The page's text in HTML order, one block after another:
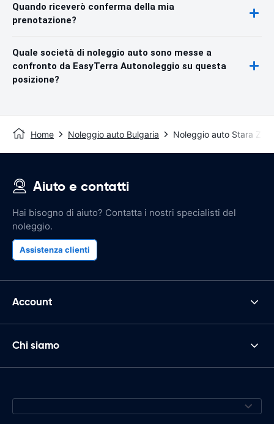
Quando riceverò conferma della mia
prenotazione?
Quale società di noleggio auto sono messe a
confronto da EasyTerra Autonoleggio su questa
posizione?
Home Noleggio auto Bulgaria Noleggio auto Stara
Aiuto e contatti
Hai bisogno di aiuto? Contatta i nostri specialisti del
noleggio.
Assistenza clienti
Account
Chi siamo